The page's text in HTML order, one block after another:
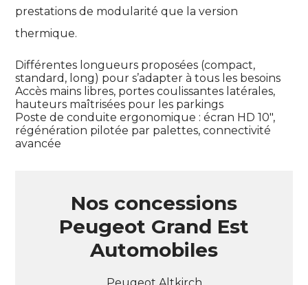
prestations de modularité que la version
thermique.
Différentes longueurs proposées (compact,
standard, long) pour s’adapter à tous les besoins
Accès mains libres, portes coulissantes latérales,
hauteurs maîtrisées pour les parkings
Poste de conduite ergonomique : écran HD 10″,
régénération pilotée par palettes, connectivité
avancée
Nos concessions
Peugeot Grand Est
Automobiles